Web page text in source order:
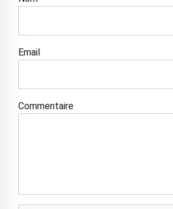
Email
Commentaire